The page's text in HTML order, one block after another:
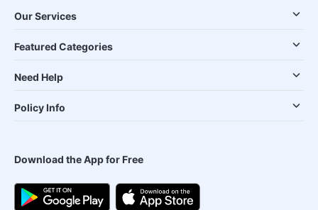
Our Services
Featured Categories
Need Help
Policy Info
Download the App for Free